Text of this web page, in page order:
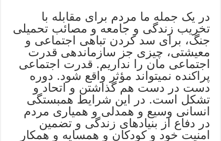
در یک جمله ما مردم برای مقابله با
تخریب زندگی و جامعه و مصائب تحمیلی
جنگ، برای سد کردن تباهی اجتماعی و
معیشتی، چیزی جز سازماندهی قدرت
اجتماعی مان را نداریم. قدرت اجتماعی
پراکنده نمیتواند مؤثر واقع شود. دوره
دست در دست هم گذاشتن و اتحاد و
تشکل است. در این شرایط همبستگی
انسانی وسیع و همدلی و همیاری مردم
در دفاع از بنیادهای زندگی و تضمین
امنیت خود و کودکان و همسایه و همکار